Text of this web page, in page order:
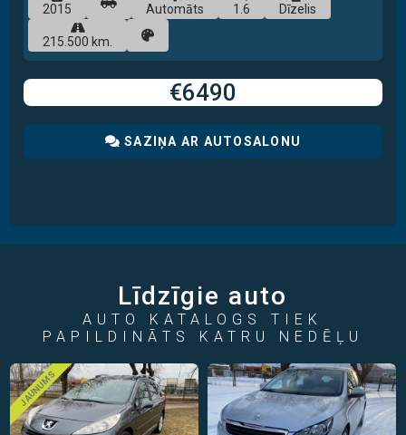
2015 Automāts 1.6 Dīzelis
215.500 km.
€6490
SAZIŅA AR AUTOSALONU
Līdzīgie auto
AUTO KATALOGS TIEK
PAPILDINĀTS KATRU NEDĒĻU
JAUNUMS